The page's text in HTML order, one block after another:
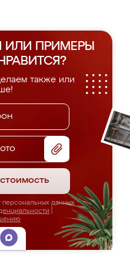
ИЛИ ПРИМЕРЫ
также или
данных